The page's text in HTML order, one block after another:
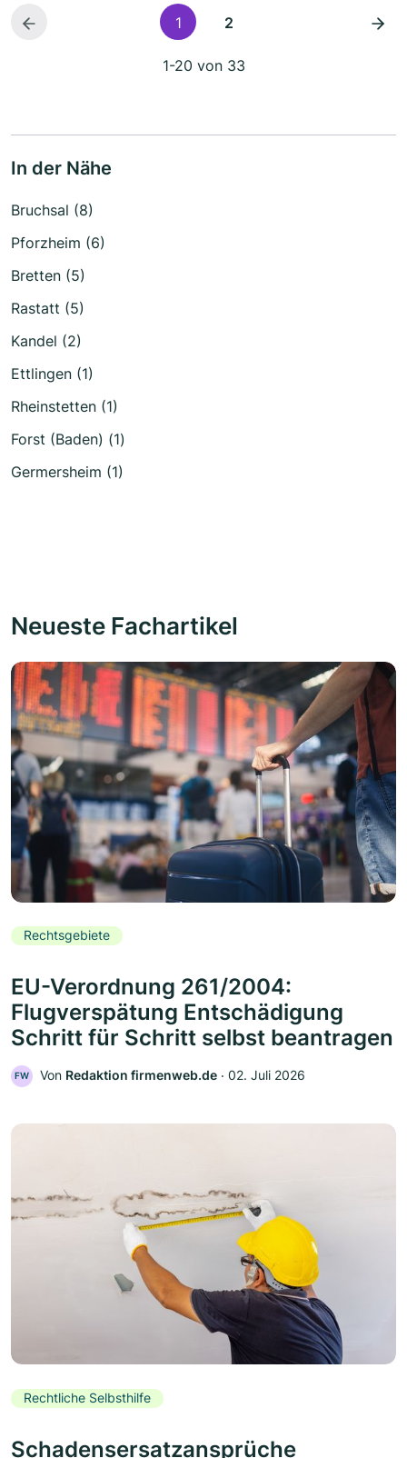
1 2
1-20 von 33
In der Nähe
Bruchsal (8)
Pforzheim (6)
Bretten (5)
Rastatt (5)
Kandel (2)
Ettlingen (1)
Rheinstetten (1)
Forst (Baden) (1)
Germersheim (1)
Neueste Fachartikel
Rechtsgebiete
EU-Verordnung 261/2004:
Flugverspätung Entschädigung
Schritt für Schritt selbst beantragen
FW Von Redaktion firmenweb.de ‧ 02. Juli 2026
Rechtliche Selbsthilfe
Schadensersatzansprüche